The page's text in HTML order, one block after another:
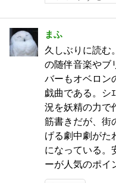
まふ
久しぶりに読む
の随伴音楽やブ
バーもオベロン
戯曲である。シ
況を妖精の力で
筋書きだが、街
げる劇中劇がた
になっている。
ーが人気のポイ